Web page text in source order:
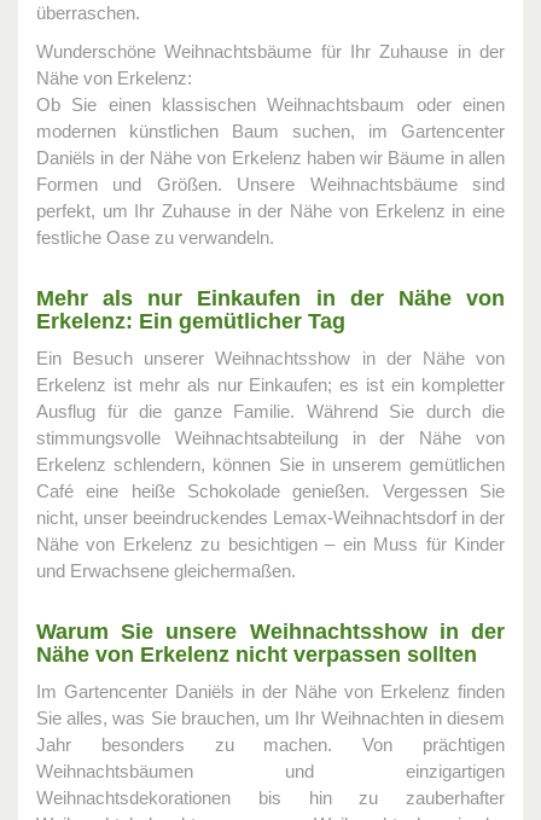
überraschen.
Wunderschöne Weihnachtsbäume für Ihr Zuhause in der
Nähe von Erkelenz:
Ob Sie einen klassischen Weihnachtsbaum oder einen
modernen künstlichen Baum suchen, im Gartencenter
Daniëls in der Nähe von Erkelenz haben wir Bäume in allen
Formen und Größen. Unsere Weihnachtsbäume sind
perfekt, um Ihr Zuhause in der Nähe von Erkelenz in eine
festliche Oase zu verwandeln.
Mehr als nur Einkaufen in der Nähe von
Erkelenz: Ein gemütlicher Tag
Ein Besuch unserer Weihnachtsshow in der Nähe von
Erkelenz ist mehr als nur Einkaufen; es ist ein kompletter
Ausflug für die ganze Familie. Während Sie durch die
stimmungsvolle Weihnachtsabteilung in der Nähe von
Erkelenz schlendern, können Sie in unserem gemütlichen
Café eine heiße Schokolade genießen. Vergessen Sie
nicht, unser beeindruckendes Lemax-Weihnachtsdorf in der
Nähe von Erkelenz zu besichtigen – ein Muss für Kinder
und Erwachsene gleichermaßen.
Warum Sie unsere Weihnachtsshow in der
Nähe von Erkelenz nicht verpassen sollten
Im Gartencenter Daniëls in der Nähe von Erkelenz finden
Sie alles, was Sie brauchen, um Ihr Weihnachten in diesem
Jahr besonders zu machen. Von prächtigen
Weihnachtsbäumen und einzigartigen
Weihnachtsdekorationen bis hin zu zauberhafter